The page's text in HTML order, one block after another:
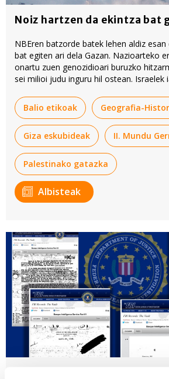
Noiz hartzen da ekintza bat
NBEren batzorde batek lehen aldiz
bat egiten ari dela Gazan. Nazioarteko
onartu zuen genozidioari buruzko
sei milioi judu inguru hil ostean. Israelek
Balio etikoak
Geografia-
Giza eskubideak II. Mundu
Palestinako gatazka
Albisteak